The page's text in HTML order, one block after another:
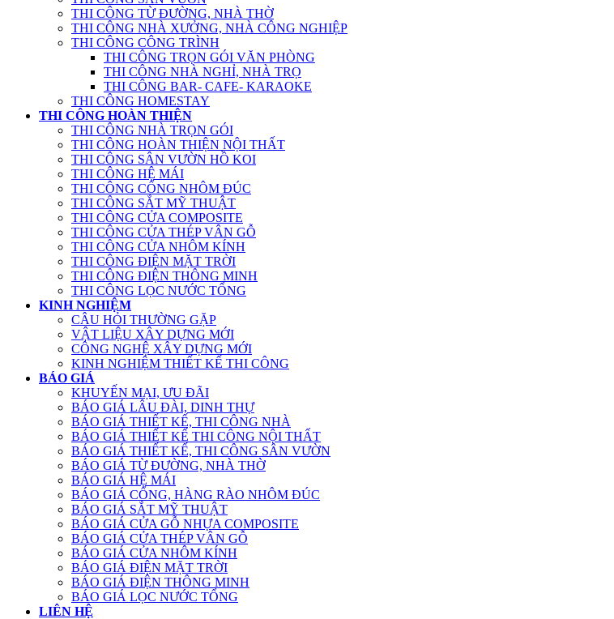
THI CÔNG TỪ ĐƯỜNG, NHÀ THỜ
THI CÔNG NHÀ XƯỞNG, NHÀ CÔNG NGHIỆP
THI CÔNG CÔNG TRÌNH
THI CÔNG TRỌN GÓI VĂN PHÒNG
THI CÔNG NHÀ NGHỈ, NHÀ TRỌ
THI CÔNG BAR- CAFE- KARAOKE
THI CÔNG HOMESTAY
THI CÔNG HOÀN THIỆN
THI CÔNG NHÀ TRỌN GÓI
THI CÔNG HOÀN THIỆN NỘI THẤT
THI CÔNG SÂN VƯỜN HỒ KOI
THI CÔNG HỆ MÁI
THI CÔNG CỔNG NHÔM ĐÚC
THI CÔNG SẮT MỸ THUẬT
THI CÔNG CỬA COMPOSITE
THI CÔNG CỬA THÉP VÂN GỖ
THI CÔNG CỬA NHÔM KÍNH
THI CÔNG ĐIỆN MẶT TRỜI
THI CÔNG ĐIỆN THÔNG MINH
THI CÔNG LỌC NƯỚC TỔNG
KINH NGHIỆM
CÂU HỎI THƯỜNG GẶP
VẬT LIỆU XÂY DỰNG MỚI
CÔNG NGHỆ XÂY DỰNG MỚI
KINH NGHIỆM THIẾT KẾ THI CÔNG
BÁO GIÁ
KHUYẾN MẠI, ƯU ĐÃI
BÁO GIÁ LÂU ĐÀI, DINH THỰ
BÁO GIÁ THIẾT KẾ, THI CÔNG NHÀ
BÁO GIÁ THIẾT KẾ THI CÔNG NỘI THẤT
BÁO GIÁ THIẾT KẾ, THI CÔNG SÂN VƯỜN
BÁO GIÁ TỪ ĐƯỜNG, NHÀ THỜ
BÁO GIÁ HỆ MÁI
BÁO GIÁ CỔNG, HÀNG RÀO NHÔM ĐÚC
BÁO GIÁ SẮT MỸ THUẬT
BÁO GIÁ CỬA GỖ NHỰA COMPOSITE
BÁO GIÁ CỬA THÉP VÂN GỖ
BÁO GIÁ CỬA NHÔM KÍNH
BÁO GIÁ ĐIỆN MẶT TRỜI
BÁO GIÁ ĐIỆN THÔNG MINH
BÁO GIÁ LỌC NƯỚC TỔNG
LIÊN HỆ